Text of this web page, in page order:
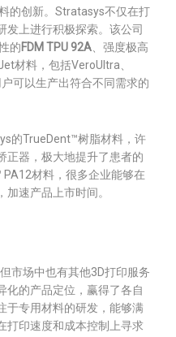
的创新。Stratasys不仅在打
发上进行积极探索。该公司
的FDM TPU 92A 、强度极高
材料，包括VeroUltra、
可以生产出符合不同需求的
的TrueDent™树脂材料，许
正器，极大地提升了患者的
材料，很多企业能够在
速产品上市时间。
市场中也有其他3D打印服务
化的产品定位，赢得了各自
于专用材料的研发，能够满
打印速度和成本控制上寻求